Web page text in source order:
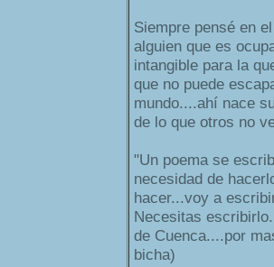
Siempre pensé en
alguien que es
intangible para la
que no puede
mundo....ahí nace
de lo que otros no
"Un poema se
necesidad de
hacer...voy a
Necesitas
de Cuenca....por
bicha)